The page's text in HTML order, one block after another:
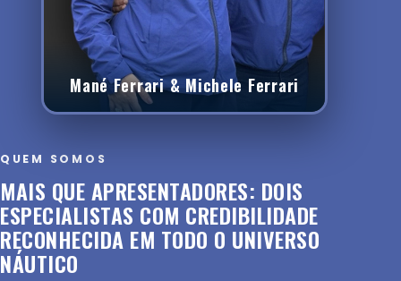
Mané Ferrari & Michele Ferrari
QUEM SOMOS
MAIS QUE APRESENTADORES: DOIS
ESPECIALISTAS COM CREDIBILIDADE
RECONHECIDA EM TODO O UNIVERSO
NÁUTICO